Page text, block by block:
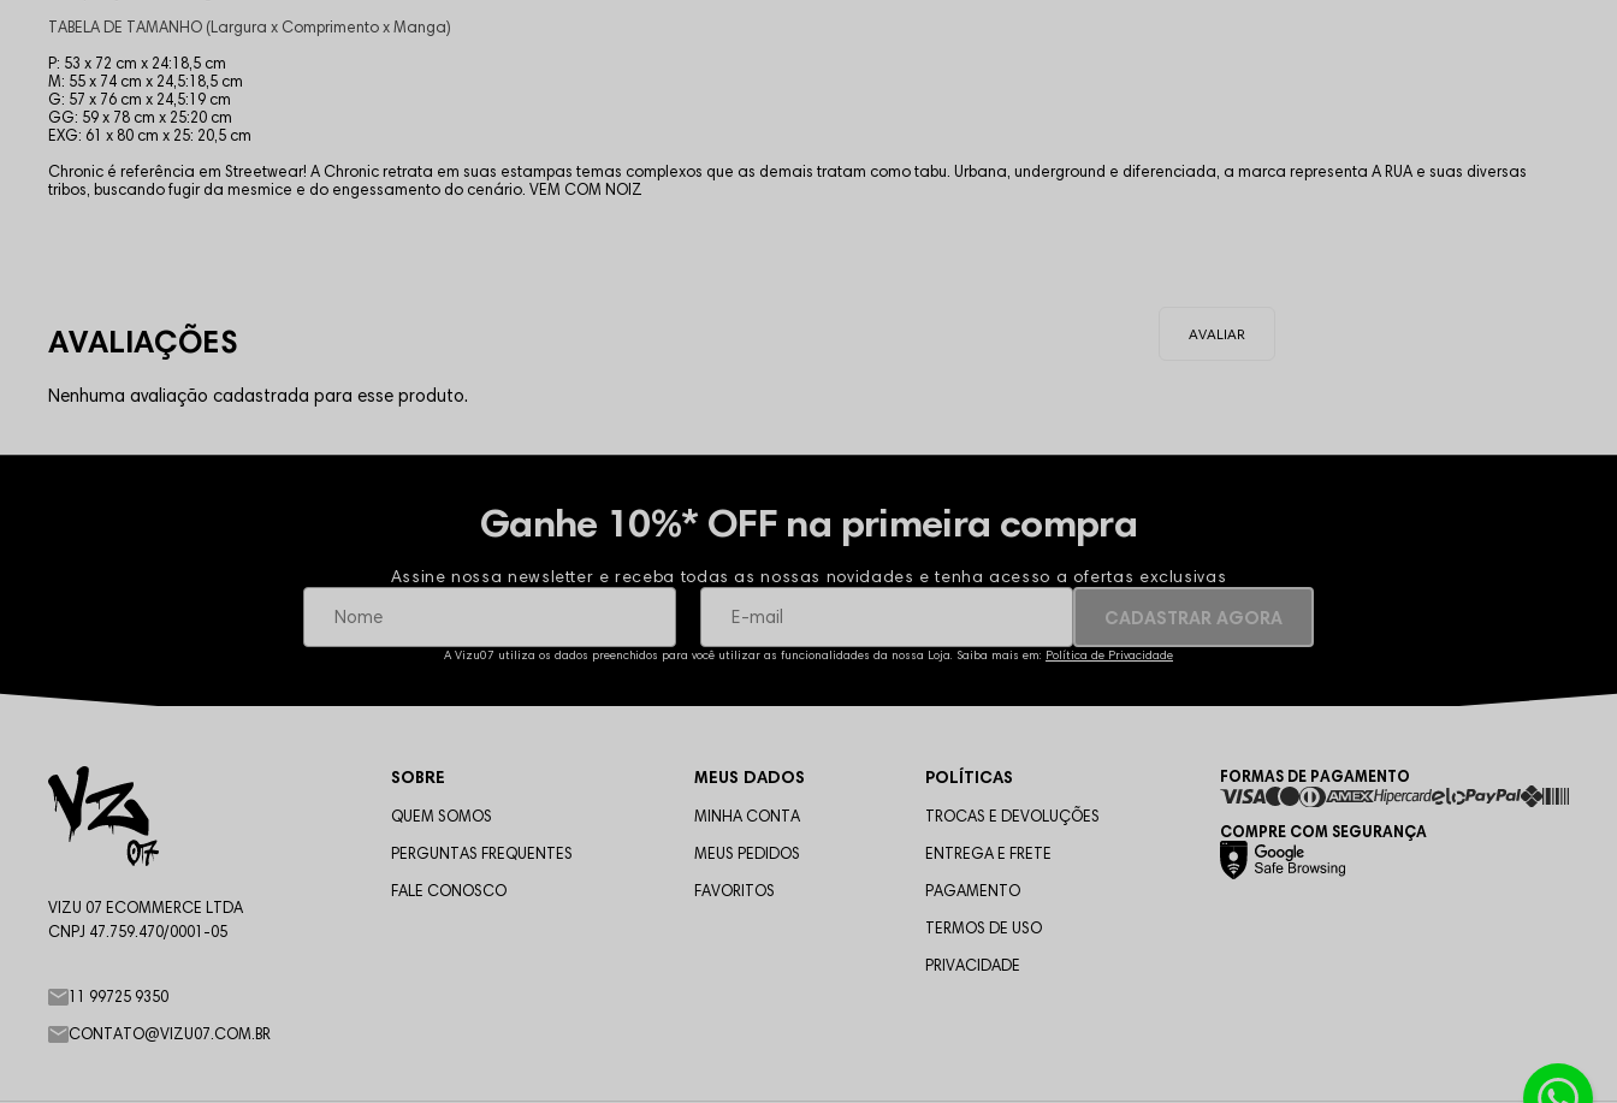
TABELA DE TAMANHO (Largura x Comprimento x Manga)
P: 53 x 72 cm x 24:18,5 cm
M: 55 x 74 cm x 24,5:18,5 cm
G: 57 x 76 cm x 24,5:19 cm
GG: 59 x 78 cm x 25:20 cm
EXG: 61 x 80 cm x 25: 20,5 cm
Chronic é referência em Streetwear! A Chronic retrata em suas estampas temas complexos que as demais tratam como tabu. Urbana, underground e diferenciada, a marca representa A RUA e suas diversas
tribos, buscando fugir da mesmice e do engessamento do cenário. VEM COM NOIZ
Nenhuma avaliação cadastrada para esse produto.
Ganhe 10%* OFF na primeira compra
Assine nossa newsletter e receba todas as nossas novidades e tenha acesso a ofertas exclusivas
CADASTRAR AGORA
A Vizu07 utiliza os dados preenchidos para você utilizar as funcionalidades da nossa Loja. Saiba mais em: Política de Privacidade
SOBRE
QUEM SOMOS
PERGUNTAS FREQUENTES
FALE CONOSCO
MEUS DADOS
MINHA CONTA
MEUS PEDIDOS
FAVORITOS
POLÍTICAS
TROCAS E DEVOLUÇÕES
ENTREGA E FRETE
PAGAMENTO
TERMOS DE USO
PRIVACIDADE
VIZU 07 ECOMMERCE LTDA
CNPJ 47.759.470/0001-05
11 99725 9350
CONTATO@VIZU07.COM.BR
FORMAS DE PAGAMENTO
COMPRE COM SEGURANÇA